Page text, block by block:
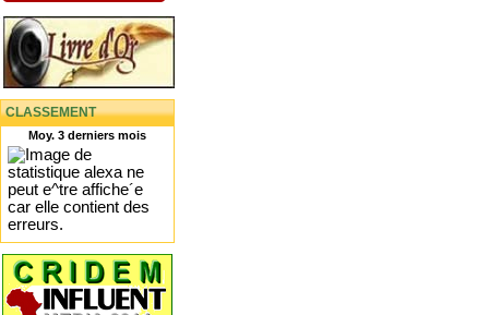
CLASSEMENT
Moy. 3 derniers mois